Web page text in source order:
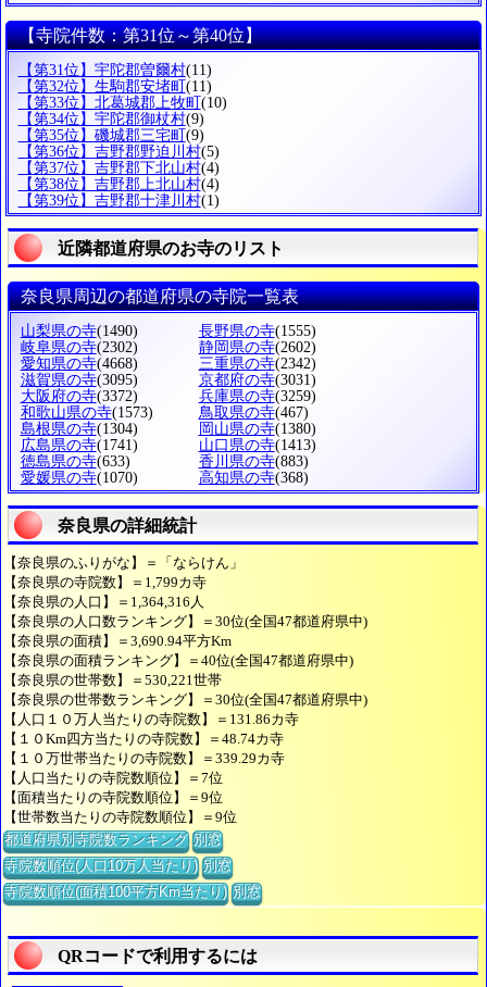
【寺院件数：第31位～第40位】
【第31位】宇陀郡曽爾村(11)
【第32位】生駒郡安堵町(11)
【第33位】北葛城郡上牧町(10)
【第34位】宇陀郡御杖村(9)
【第35位】磯城郡三宅町(9)
【第36位】吉野郡野迫川村(5)
【第37位】吉野郡下北山村(4)
【第38位】吉野郡上北山村(4)
【第39位】吉野郡十津川村(1)
近隣都道府県のお寺のリスト
奈良県周辺の都道府県の寺院一覧表
山梨県の寺(1490) 長野県の寺(1555)
岐阜県の寺(2302) 静岡県の寺(2602)
愛知県の寺(4668) 三重県の寺(2342)
滋賀県の寺(3095) 京都府の寺(3031)
大阪府の寺(3372) 兵庫県の寺(3259)
和歌山県の寺(1573) 鳥取県の寺(467)
島根県の寺(1304) 岡山県の寺(1380)
広島県の寺(1741) 山口県の寺(1413)
徳島県の寺(633) 香川県の寺(883)
愛媛県の寺(1070) 高知県の寺(368)
奈良県の詳細統計
【奈良県のふりがな】＝「ならけん」
【奈良県の寺院数】＝1,799カ寺
【奈良県の人口】＝1,364,316人
【奈良県の人口数ランキング】＝30位(全国47都道府県中)
【奈良県の面積】＝3,690.94平方Km
【奈良県の面積ランキング】＝40位(全国47都道府県中)
【奈良県の世帯数】＝530,221世帯
【奈良県の世帯数ランキング】＝30位(全国47都道府県中)
【人口１０万人当たりの寺院数】＝131.86カ寺
【１０Km四方当たりの寺院数】＝48.74カ寺
【１０万世帯当たりの寺院数】＝339.29カ寺
【人口当たりの寺院数順位】＝7位
【面積当たりの寺院数順位】＝9位
【世帯数当たりの寺院数順位】＝9位
都道府県別寺院数ランキング 別窓
寺院数順位(人口10万人当たり) 別窓
寺院数順位(面積100平方Km当たり) 別窓
QRコードで利用するには